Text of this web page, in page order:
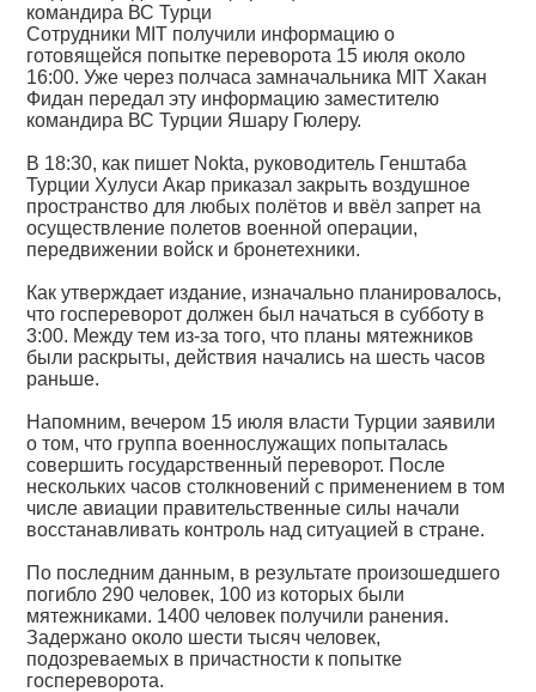
командира ВС Турци
Сотрудники MIT получили информацию о
готовящейся попытке переворота 15 июля около
16:00. Уже через полчаса замначальника MIT Хакан
Фидан передал эту информацию заместителю
командира ВС Турции Яшару Гюлеру.
В 18:30, как пишет Nokta, руководитель Генштаба
Турции Хулуси Акар приказал закрыть воздушное
пространство для любых полётов и ввёл запрет на
осуществление полетов военной операции,
передвижении войск и бронетехники.
Как утверждает издание, изначально планировалось,
что госпереворот должен был начаться в субботу в
3:00. Между тем из-за того, что планы мятежников
были раскрыты, действия начались на шесть часов
раньше.
Напомним, вечером 15 июля власти Турции заявили
о том, что группа военнослужащих попыталась
совершить государственный переворот. После
нескольких часов столкновений с применением в том
числе авиации правительственные силы начали
восстанавливать контроль над ситуацией в стране.
По последним данным, в результате произошедшего
погибло 290 человек, 100 из которых были
мятежниками. 1400 человек получили ранения.
Задержано около шести тысяч человек,
подозреваемых в причастности к попытке
госпереворота.